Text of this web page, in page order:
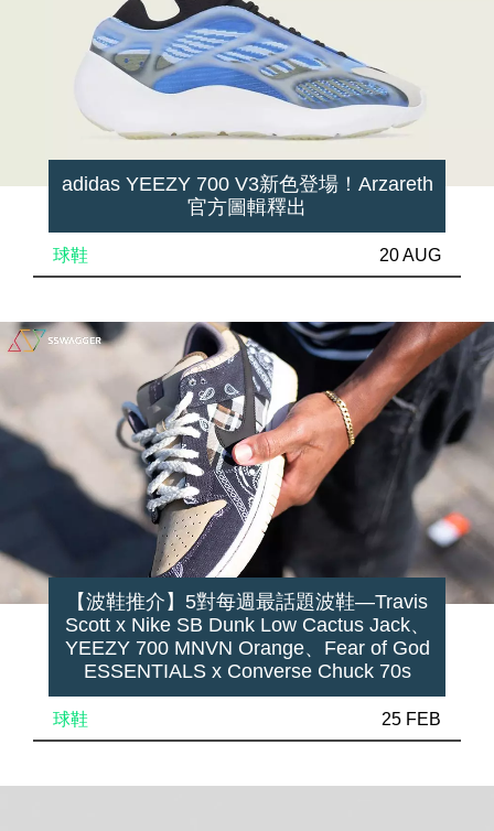
adidas YEEZY 700 V3新色登場！Arzareth
官方圖輯釋出
球鞋 20 AUG
【波鞋推介】5對每週最話題波鞋—Travis
Scott x Nike SB Dunk Low Cactus Jack、
YEEZY 700 MNVN Orange、Fear of God
ESSENTIALS x Converse Chuck 70s
球鞋 25 FEB